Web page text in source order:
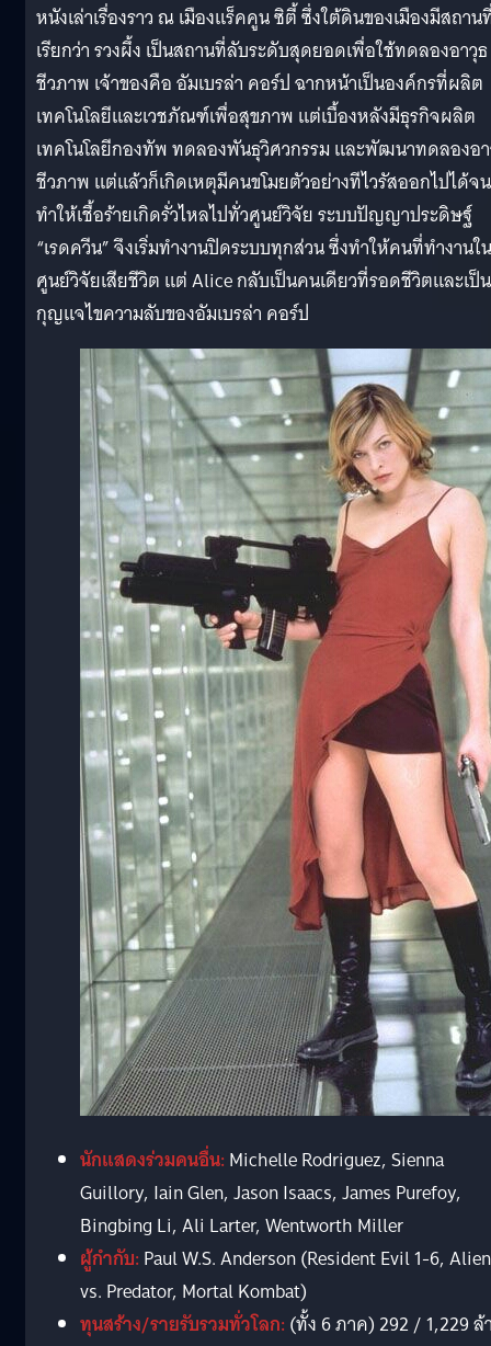
หนังเล่าเรื่องราว ณ เมืองแร็คคูน ซิตี้ ซึ่งใต้ดินของเมืองมีสถาน
เรียกว่า รวงผึ้ง เป็นสถานที่ลับระดับสุดยอดเพื่อใช้ทดลองอาวุธ
ชีวภาพ เจ้าของคือ อัมเบรล่า คอร์ป ฉากหน้าเป็นองค์กรที่ผลิต
เทคโนโลยีและเวชภัณฑ์เพื่อสุขภาพ แต่เบื้องหลังมีธุรกิจผลิต
เทคโนโลยีกองทัพ ทดลองพันธุวิศวกรรม และพัฒนาทดลองอ
ชีวภาพ แต่แล้วก็เกิดเหตุมีคนขโมยตัวอย่างทีไวรัสออกไปได้จน
ทำให้เชื้อร้ายเกิดรั่วไหลไปทั่วศูนย์วิจัย ระบบปัญญาประดิษฐ์
“เรดควีน” จึงเริ่มทำงานปิดระบบทุกส่วน ซึ่งทำให้คนที่ทำงานใน
ศูนย์วิจัยเสียชีวิต แต่ Alice กลับเป็นคนเดียวที่รอดชีวิตและเป็น
กุญแจไขความลับของอัมเบรล่า คอร์ป
นักแสดงร่วมคนอื่น:Michelle Rodriguez, Sienna
Guillory, Iain Glen, Jason Isaacs, James Purefoy,
Bingbing Li, Ali Larter, Wentworth Miller
ผู้กำกับ:Paul W.S. Anderson (Resident Evil 1-6, Alien
vs. Predator, Mortal Kombat)
ทุนสร้าง/รายรับรวมทั่วโลก:(ทั้ง 6 ภาค) 292 / 1,229 ล้